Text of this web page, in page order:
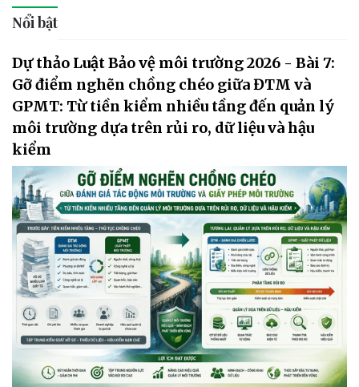
Nổi bật
Dự thảo Luật Bảo vệ môi trường 2026 - Bài 7:
Gỡ điểm nghẽn chồng chéo giữa ĐTM và
GPMT: Từ tiền kiểm nhiều tầng đến quản lý
môi trường dựa trên rủi ro, dữ liệu và hậu
kiểm